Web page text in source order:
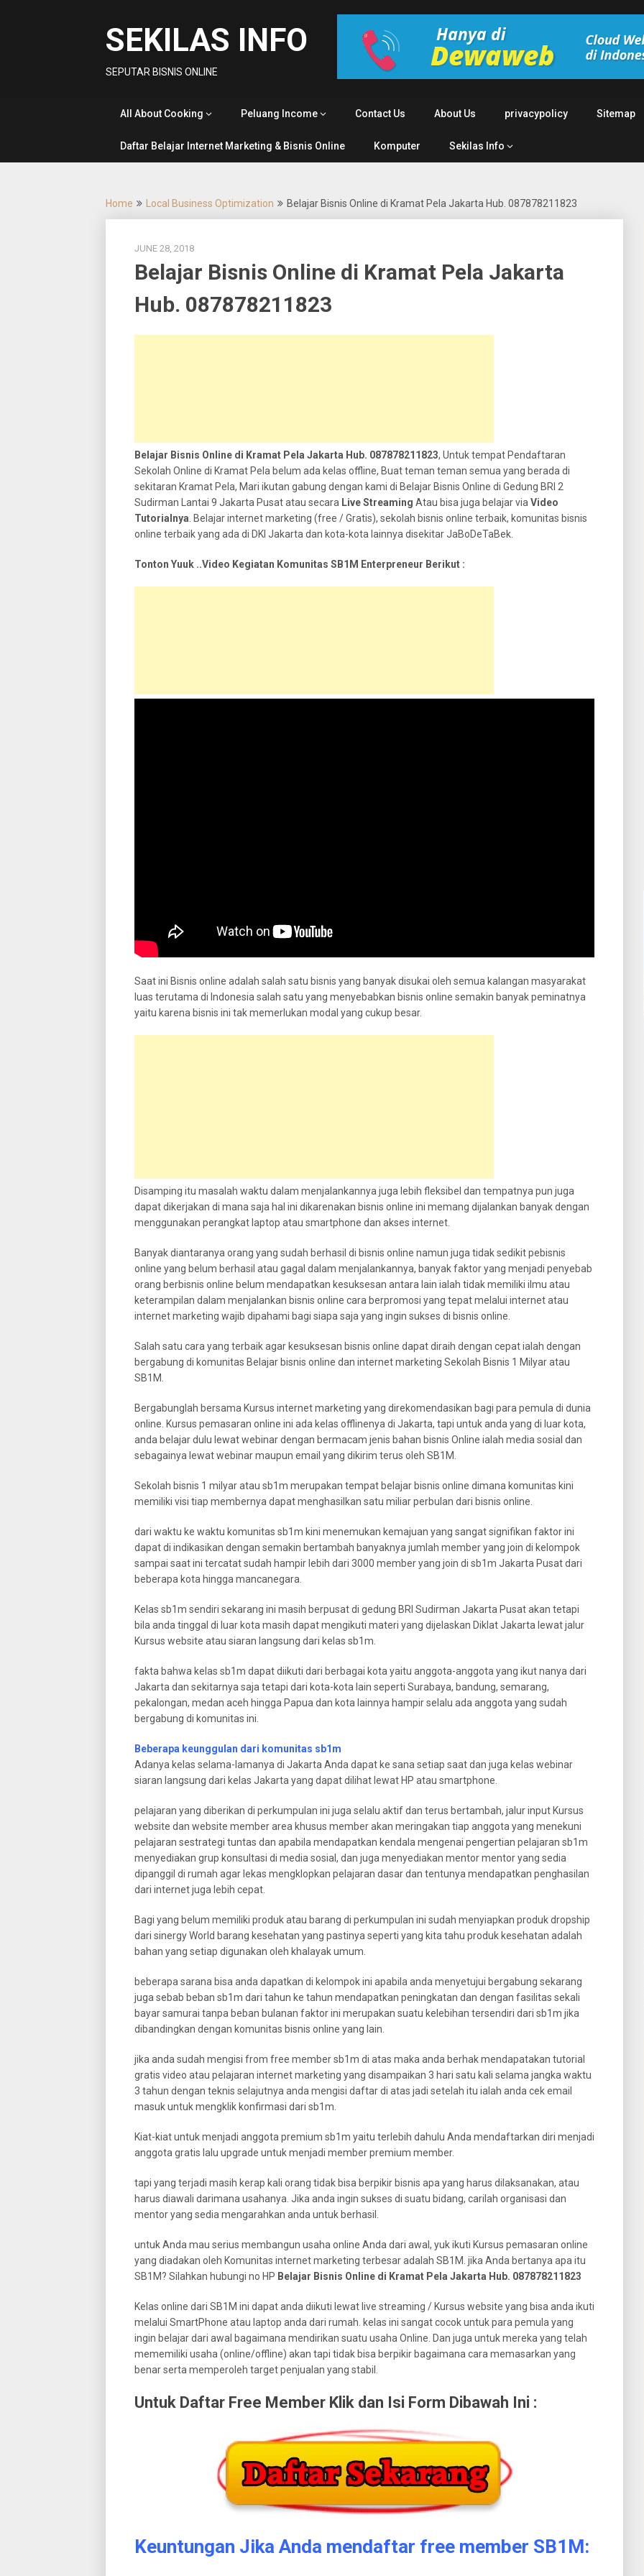
SEKILAS INFO
SEPUTAR BISNIS ONLINE
All About Cooking Peluang Income Contact Us About Us privacypolicy Sitemap
Daftar Belajar Internet Marketing & Bisnis Online Komputer Sekilas Info
Home Local Business Optimization Belajar Bisnis Online di Kramat Pela Jakarta Hub. 087878211823
JUNE 28, 2018
Belajar Bisnis Online di Kramat Pela Jakarta
Hub. 087878211823
Belajar Bisnis Online di Kramat Pela Jakarta Hub. 087878211823, Untuk tempat Pendaftaran
Sekolah Online di Kramat Pela belum ada kelas offline, Buat teman teman semua yang berada di
sekitaran Kramat Pela, Mari ikutan gabung dengan kami di Belajar Bisnis Online di Gedung BRI 2
Sudirman Lantai 9 Jakarta Pusat atau secara Live Streaming Atau bisa juga belajar via Video
Tutorialnya . Belajar internet marketing (free / Gratis), sekolah bisnis online terbaik, komunitas bisnis
online terbaik yang ada di DKI Jakarta dan kota-kota lainnya disekitar JaBoDeTaBek.
Tonton Yuuk ..Video Kegiatan Komunitas SB1M Enterpreneur Berikut :
Saat ini Bisnis online adalah salah satu bisnis yang banyak disukai oleh semua kalangan masyarakat
luas terutama di Indonesia salah satu yang menyebabkan bisnis online semakin banyak peminatnya
yaitu karena bisnis ini tak memerlukan modal yang cukup besar.
Disamping itu masalah waktu dalam menjalankannya juga lebih fleksibel dan tempatnya pun juga
dapat dikerjakan di mana saja hal ini dikarenakan bisnis online ini memang dijalankan banyak dengan
menggunakan perangkat laptop atau smartphone dan akses internet.
Banyak diantaranya orang yang sudah berhasil di bisnis online namun juga tidak sedikit pebisnis
online yang belum berhasil atau gagal dalam menjalankannya, banyak faktor yang menjadi penyebab
orang berbisnis online belum mendapatkan kesuksesan antara lain ialah tidak memiliki ilmu atau
keterampilan dalam menjalankan bisnis online cara berpromosi yang tepat melalui internet atau
internet marketing wajib dipahami bagi siapa saja yang ingin sukses di bisnis online.
Salah satu cara yang terbaik agar kesuksesan bisnis online dapat diraih dengan cepat ialah dengan
bergabung di komunitas Belajar bisnis online dan internet marketing Sekolah Bisnis 1 Milyar atau
SB1M.
Bergabunglah bersama Kursus internet marketing yang direkomendasikan bagi para pemula di dunia
online. Kursus pemasaran online ini ada kelas offlinenya di Jakarta, tapi untuk anda yang di luar kota,
anda belajar dulu lewat webinar dengan bermacam jenis bahan bisnis Online ialah media sosial dan
sebagainya lewat webinar maupun email yang dikirim terus oleh SB1M.
Sekolah bisnis 1 milyar atau sb1m merupakan tempat belajar bisnis online dimana komunitas kini
memiliki visi tiap membernya dapat menghasilkan satu miliar perbulan dari bisnis online.
dari waktu ke waktu komunitas sb1m kini menemukan kemajuan yang sangat signifikan faktor ini
dapat di indikasikan dengan semakin bertambah banyaknya jumlah member yang join di kelompok
sampai saat ini tercatat sudah hampir lebih dari 3000 member yang join di sb1m Jakarta Pusat dari
beberapa kota hingga mancanegara.
Kelas sb1m sendiri sekarang ini masih berpusat di gedung BRI Sudirman Jakarta Pusat akan tetapi
bila anda tinggal di luar kota masih dapat mengikuti materi yang dijelaskan Diklat Jakarta lewat jalur
Kursus website atau siaran langsung dari kelas sb1m.
fakta bahwa kelas sb1m dapat diikuti dari berbagai kota yaitu anggota-anggota yang ikut nanya dari
Jakarta dan sekitarnya saja tetapi dari kota-kota lain seperti Surabaya, bandung, semarang,
pekalongan, medan aceh hingga Papua dan kota lainnya hampir selalu ada anggota yang sudah
bergabung di komunitas ini.
Beberapa keunggulan dari komunitas sb1m
Adanya kelas selama-lamanya di Jakarta Anda dapat ke sana setiap saat dan juga kelas webinar
siaran langsung dari kelas Jakarta yang dapat dilihat lewat HP atau smartphone.
pelajaran yang diberikan di perkumpulan ini juga selalu aktif dan terus bertambah, jalur input Kursus
website dan website member area khusus member akan meringakan tiap anggota yang menekuni
pelajaran sestrategi tuntas dan apabila mendapatkan kendala mengenai pengertian pelajaran sb1m
menyediakan grup konsultasi di media sosial, dan juga menyediakan mentor mentor yang sedia
dipanggil di rumah agar lekas mengklopkan pelajaran dasar dan tentunya mendapatkan penghasilan
dari internet juga lebih cepat.
Bagi yang belum memiliki produk atau barang di perkumpulan ini sudah menyiapkan produk dropship
dari sinergy World barang kesehatan yang pastinya seperti yang kita tahu produk kesehatan adalah
bahan yang setiap digunakan oleh khalayak umum.
beberapa sarana bisa anda dapatkan di kelompok ini apabila anda menyetujui bergabung sekarang
juga sebab beban sb1m dari tahun ke tahun mendapatkan peningkatan dan dengan fasilitas sekali
bayar samurai tanpa beban bulanan faktor ini merupakan suatu kelebihan tersendiri dari sb1m jika
dibandingkan dengan komunitas bisnis online yang lain.
jika anda sudah mengisi from free member sb1m di atas maka anda berhak mendapatakan tutorial
gratis video atau pelajaran internet marketing yang disampaikan 3 hari satu kali selama jangka waktu
3 tahun dengan teknis selajutnya anda mengisi daftar di atas jadi setelah itu ialah anda cek email
masuk untuk mengklik konfirmasi dari sb1m.
Kiat-kiat untuk menjadi anggota premium sb1m yaitu terlebih dahulu Anda mendaftarkan diri menjadi
anggota gratis lalu upgrade untuk menjadi member premium member.
tapi yang terjadi masih kerap kali orang tidak bisa berpikir bisnis apa yang harus dilaksanakan, atau
harus diawali darimana usahanya. Jika anda ingin sukses di suatu bidang, carilah organisasi dan
mentor yang sedia mengarahkan anda untuk berhasil.
untuk Anda mau serius membangun usaha online Anda dari awal, yuk ikuti Kursus pemasaran online
yang diadakan oleh Komunitas internet marketing terbesar adalah SB1M. jika Anda bertanya apa itu
SB1M? Silahkan hubungi no HP Belajar Bisnis Online di Kramat Pela Jakarta Hub. 087878211823
Kelas online dari SB1M ini dapat anda diikuti lewat live streaming / Kursus website yang bisa anda ikuti
melalui SmartPhone atau laptop anda dari rumah. kelas ini sangat cocok untuk para pemula yang
ingin belajar dari awal bagaimana mendirikan suatu usaha Online. Dan juga untuk mereka yang telah
mememiliki usaha (online/offline) akan tapi tidak bisa berpikir bagaimana cara memasarkan yang
benar serta memperoleh target penjualan yang stabil.
Untuk Daftar Free Member Klik dan Isi Form Dibawah Ini :
Keuntungan Jika Anda mendaftar free member SB1M: